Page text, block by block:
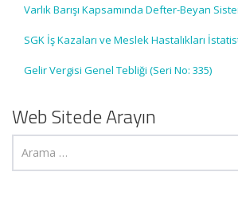
Varlık Barışı Kapsamında Defter-Beyan
SGK İş Kazaları ve Meslek Hastalıkları
Gelir Vergisi Genel Tebliği (Seri No: 335)
Web Sitede Arayın